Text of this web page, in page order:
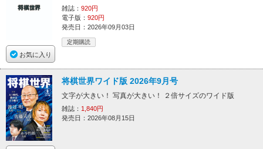
お気に入り
雑誌： 920円
電子版： 920円
発売日：2026年09月03日
定期購読
将棋世界ワイド版 2026年9月号
文字が大きい！ 写真が大きい！ ２倍サイズのワイド版
雑誌： 1,840円
発売日：2026年08月15日